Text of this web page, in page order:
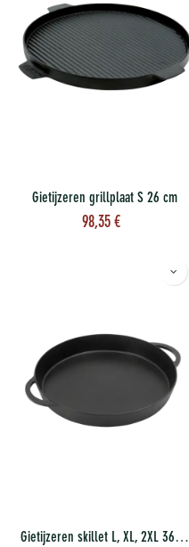
Gietijzeren grillplaat S 26 cm
98,35 €
Gietijzeren skillet L, XL, 2XL 36 cm